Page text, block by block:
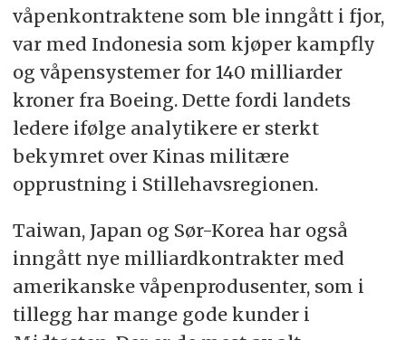
våpenkontraktene som ble inngått i fjor,
var med Indonesia som kjøper kampfly
og våpensystemer for 140 milliarder
kroner fra Boeing. Dette fordi landets
ledere ifølge analytikere er sterkt
bekymret over Kinas militære
opprustning i Stillehavsregionen.
Taiwan, Japan og Sør-Korea har også
inngått nye milliardkontrakter med
amerikanske våpenprodusenter, som i
tillegg har mange gode kunder i